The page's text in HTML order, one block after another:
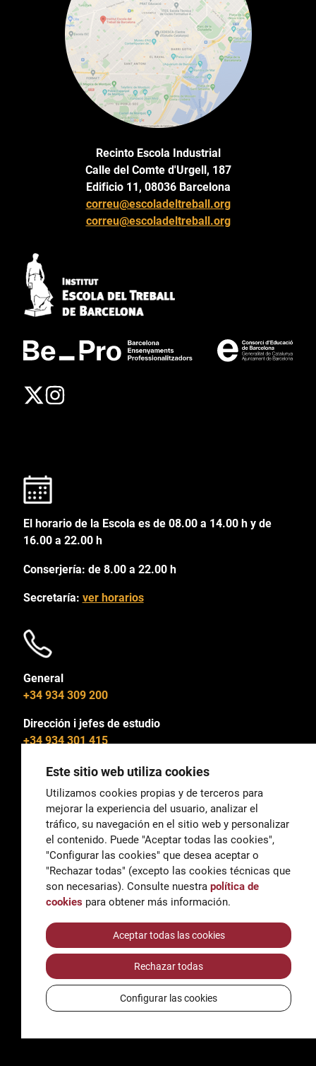
Recinto Escola Industrial
Calle del Comte d'Urgell, 187
Edificio 11, 08036 Barcelona
correu@escoladeltreball.org
correu@escoladeltreball.org
El horario de la Escola es de 08.00 a 14.00 h y de
16.00 a 22.00 h
Conserjería: de 8.00 a 22.00 h
Secretaría: ver horarios
General
+34 934 309 200
Dirección i jefes de estudio
+34 934 301 415
General
correu@escoladeltreball.org
Información
informacio@escoladeltreball.org
Trámites de secretaría
AccessibilidadAviso legal y Política de Privacidad
Política de cookies
Créditos
Este sitio web utiliza cookies
Utilizamos cookies propias y de terceros para
mejorar la experiencia del usuario, analizar el
tráfico, su navegación en el sitio web y personalizar
el contenido. Puede "Aceptar todas las cookies",
"Configurar las cookies" que desea aceptar o
"Rechazar todas" (excepto las cookies técnicas que
son necesarias). Consulte nuestra política de
cookies para obtener más información.
Aceptar todas las cookies
Rechazar todas
Configurar las cookies